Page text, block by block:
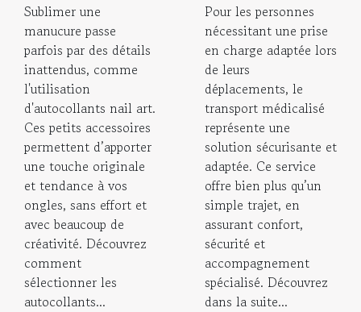
Sublimer une
manucure passe
parfois par des détails
inattendus, comme
l'utilisation
d'autocollants nail art.
Ces petits accessoires
permettent d’apporter
une touche originale
et tendance à vos
ongles, sans effort et
avec beaucoup de
créativité. Découvrez
comment
sélectionner les
autocollants...
Pour les personnes
nécessitant une prise
en charge adaptée lors
de leurs
déplacements, le
transport médicalisé
représente une
solution sécurisante et
adaptée. Ce service
offre bien plus qu’un
simple trajet, en
assurant confort,
sécurité et
accompagnement
spécialisé. Découvrez
dans la suite...